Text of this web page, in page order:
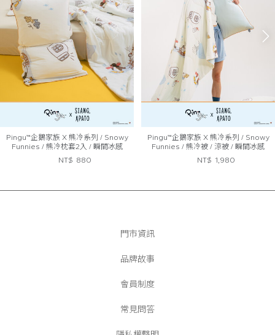
Pingu™企鵝家族 X 熊冷系列 / Snowy
Funnies / 熊冷枕套2入 / 瞬間冰感
Extreme Cool
NT$ 880
Pingu™企鵝家族 X 熊冷系列 / Snowy
Funnies / 熊冷被 / 涼被 / 瞬間冰感
Extreme Cool
NT$ 1,980
門市資訊
品牌故事
會員制度
常見問答